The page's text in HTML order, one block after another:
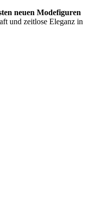
neuen Modefiguren
und zeitlose Eleganz in